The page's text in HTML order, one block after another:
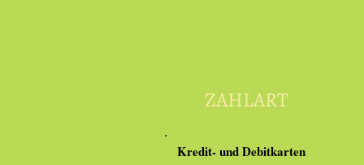
ZAHLART
Kredit- und Debitkarten